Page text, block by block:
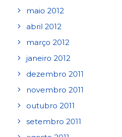
maio 2012
abril 2012
março 2012
janeiro 2012
dezembro 2011
novembro 2011
outubro 2011
setembro 2011